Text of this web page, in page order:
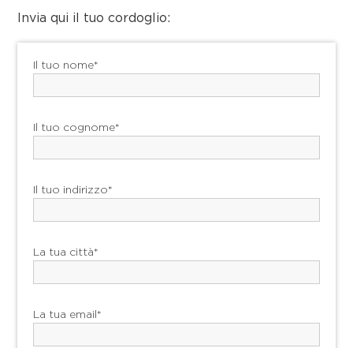
Invia qui il tuo cordoglio:
Il tuo nome*
Il tuo cognome*
Il tuo indirizzo*
La tua città*
La tua email*